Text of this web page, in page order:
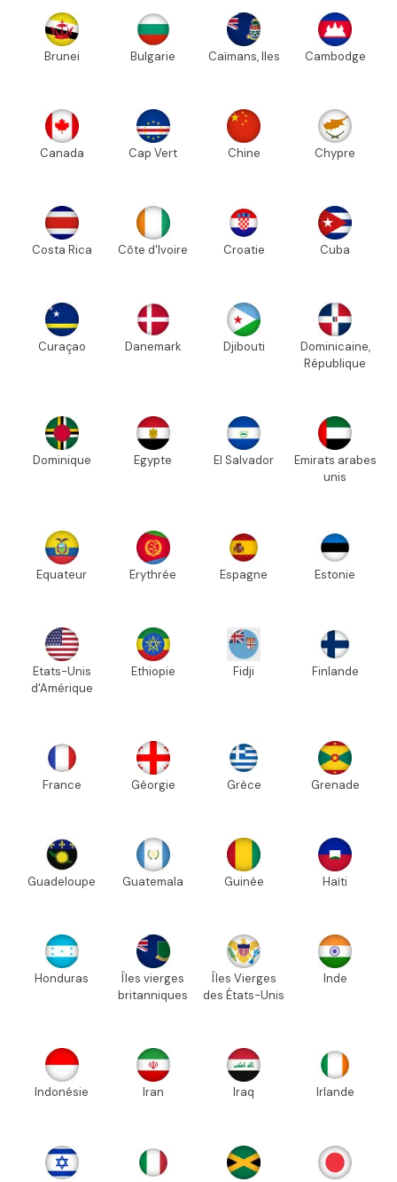
Brunei Bulgarie Caïmans, Iles Cambodge
Canada Cap Vert Chine Chypre
Costa Rica Côte d'Ivoire Croatie Cuba
Curaçao Danemark Djibouti
Dominicaine,
République
Dominique Egypte El Salvador
Emirats arabes
unis
Equateur Erythrée Espagne Estonie
Etats-Unis
d'Amérique
Ethiopie Fidji Finlande
France Géorgie Grèce Grenade
Guadeloupe Guatemala Guinée Haïti
Honduras
Îles vierges
britanniques
Îles Vierges
des États-Unis
Inde
Indonésie Iran Iraq Irlande